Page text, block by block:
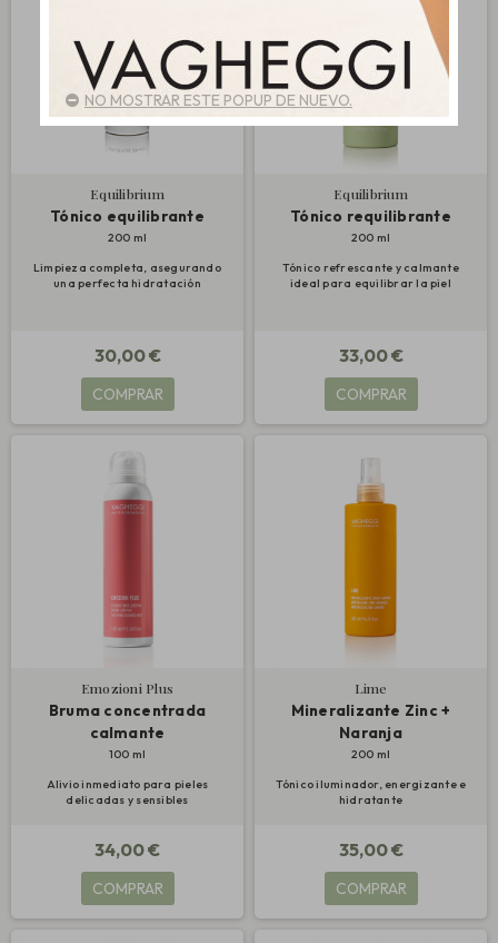
Equilibrium
Tónico equilibrante
200 ml
Limpieza completa, asegurando
una perfecta hidratación
30,00 €
COMPRAR
Equilibrium
Tónico requilibrante
200 ml
Tónico refrescante y calmante
ideal para equilibrar la piel
33,00 €
COMPRAR
Emozioni Plus
Bruma concentrada
calmante
100 ml
Alivio inmediato para pieles
delicadas y sensibles
34,00 €
COMPRAR
Lime
Mineralizante Zinc +
Naranja
200 ml
Tónico iluminador, energizante e
hidratante
35,00 €
COMPRAR
NO MOSTRAR ESTE POPUP DE NUEVO.